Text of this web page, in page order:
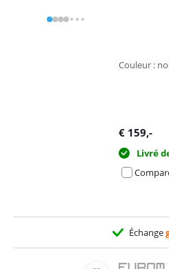
Couleur :
€ 159,-
Livré
Échange